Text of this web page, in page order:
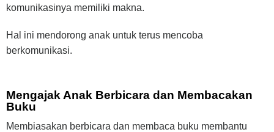
komunikasinya memiliki makna.
Hal ini mendorong anak untuk terus mencoba
berkomunikasi.
Mengajak Anak Berbicara dan Membacakan
Buku
Membiasakan berbicara dan membaca buku membantu